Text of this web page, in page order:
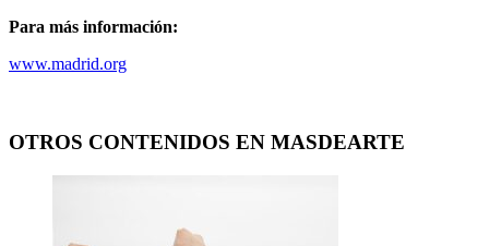
Para más información:
www.madrid.org
OTROS CONTENIDOS EN MASDEARTE